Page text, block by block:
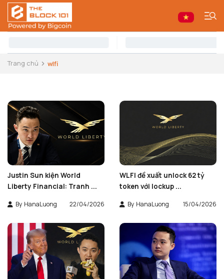
Trang chủ wlfi
Justin Sun kiện World
Liberty Financial: Tranh ...
By HanaLuong 22/04/2026
WLFI đề xuất unlock 62 tỷ
token với lockup ...
By HanaLuong 15/04/2026